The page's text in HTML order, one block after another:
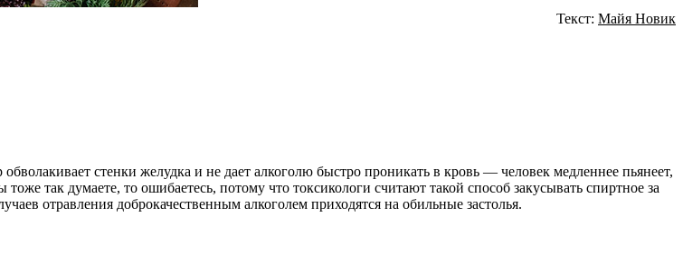
Текст: Майя Новик
стенки желудка и не дает алкоголю быстро проникать в кровь — человек медленнее пьянеет,
так думаете, то ошибаетесь, потому что токсикологи считают такой способ закусывать спиртное за
отравления доброкачественным алкоголем приходятся на обильные застолья.